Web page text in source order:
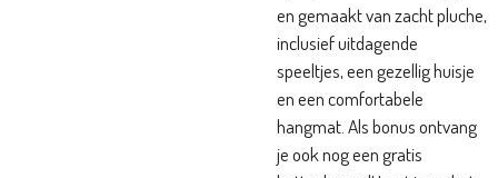
en gemaakt van zacht pluche,
inclusief uitdagende
speeltjes, een gezellig huisje
en een comfortabele
hangmat. Als bonus ontvang
je ook nog een gratis